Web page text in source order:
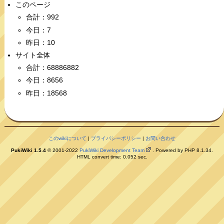
このページ
合計：992
今日：7
昨日：10
サイト全体
合計：68886882
今日：8656
昨日：18568
このwikiについて |プライバシーポリシー | お問い合わせ
PukiWiki 1.5.4 © 2001-2022PukiWiki Development Team
. Powered by PHP 8.1.34.
HTML convert time: 0.052 sec.